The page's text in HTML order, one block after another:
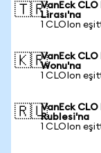
🇹🇷VanEck
Lirası'na
1 CLOIon
🇰🇷VanEck
Wonu'na
1 CLOIon
🇷🇺VanEck
Rublesi'na
1 CLOIon